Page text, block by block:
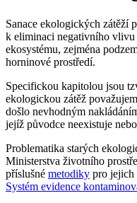
Sanace ekologických zátěží
k eliminaci negativního
ekosystému, zejména
horninové prostředí.
Specifickou kapitolou jsou
ekologickou zátěž
došlo nevhodným
jejíž původce neexistuje
Problematika starých
Ministerstva životního
příslušné metodiky pro jejich
Systém evidence